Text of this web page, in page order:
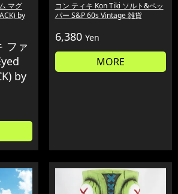
マグ
by
ファ
by
コン ティキ Kon Tiki ソルト&ペッ
パー S&P 60s Vintage 雑貨
6,380 Yen
MORE